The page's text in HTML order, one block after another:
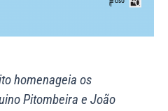
homenageia os
Pitombeira e João